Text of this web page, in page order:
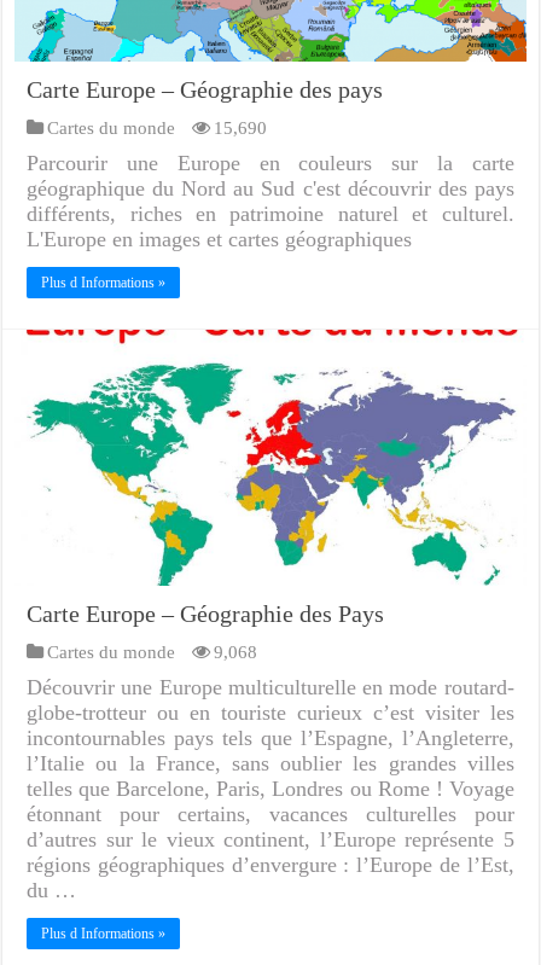
Carte Europe – Géographie des pays
Cartes du monde 15,690
Parcourir une Europe en couleurs sur la carte
géographique du Nord au Sud c'est découvrir des pays
différents, riches en patrimoine naturel et culturel.
L'Europe en images et cartes géographiques
Plus d Informations »
Carte Europe – Géographie des Pays
Cartes du monde 9,068
Découvrir une Europe multiculturelle en mode routard-
globe-trotteur ou en touriste curieux c’est visiter les
incontournables pays tels que l’Espagne, l’Angleterre,
l’Italie ou la France, sans oublier les grandes villes
telles que Barcelone, Paris, Londres ou Rome ! Voyage
étonnant pour certains, vacances culturelles pour
d’autres sur le vieux continent, l’Europe représente 5
régions géographiques d’envergure : l’Europe de l’Est,
du …
Plus d Informations »